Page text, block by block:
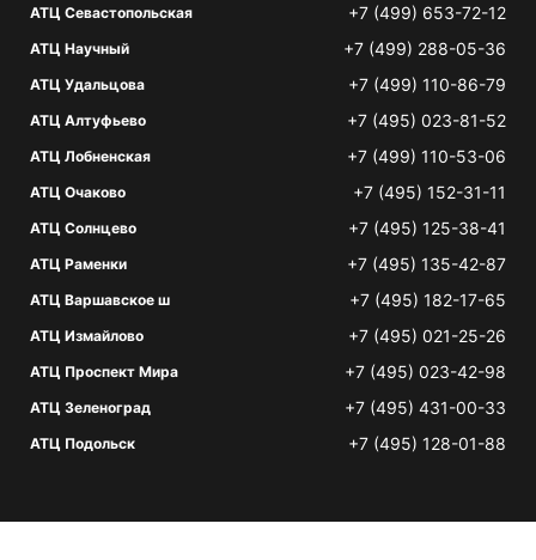
АТЦ Севастопольская +7 (499) 653-72-12
АТЦ Научный +7 (499) 288-05-36
АТЦ Удальцова +7 (499) 110-86-79
АТЦ Алтуфьево +7 (495) 023-81-52
АТЦ Лобненская +7 (499) 110-53-06
АТЦ Очаково +7 (495) 152-31-11
АТЦ Солнцево +7 (495) 125-38-41
АТЦ Раменки +7 (495) 135-42-87
АТЦ Варшавское ш +7 (495) 182-17-65
АТЦ Измайлово +7 (495) 021-25-26
АТЦ Проспект Мира +7 (495) 023-42-98
АТЦ Зеленоград +7 (495) 431-00-33
АТЦ Подольск +7 (495) 128-01-88